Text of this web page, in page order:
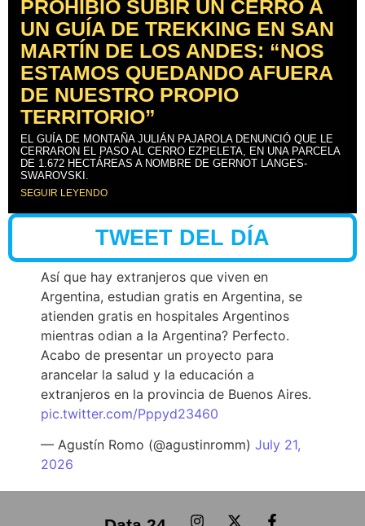
PROHIBIÓ SUBIR UN CERRO A
UN GUÍA DE TREKKING EN SAN
MARTÍN DE LOS ANDES: “NOS
ESTAMOS QUEDANDO AFUERA
DE NUESTRO PROPIO
TERRITORIO”
EL GUÍA DE MONTAÑA JULIÁN PAJAROLA DENUNCIÓ QUE LE
CERRARON EL PASO AL CERRO EZPELETA, EN UNA PARCELA
DE 1.672 HECTÁREAS A NOMBRE DE GERNOT LANGES-
SWAROVSKI.
SEGUIR LEYENDO
TWEET DEL DÍA
Así que hay extranjeros que viven en
Argentina, estudian gratis en Argentina, se
atienden gratis en hospitales Argentinos
mientras odian a la Argentina? Perfecto.
Acabo de presentar un proyecto para
arancelar la salud y la educación a
extranjeros en la provincia de Buenos Aires.
pic.twitter.com/Pppyd23460
— Agustín Romo (@agustinromm) July 21,
2026